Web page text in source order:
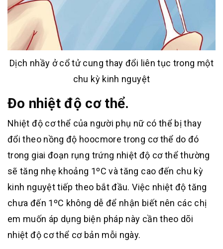
Dịch nhầy ở cổ tử cung thay đổi liên tục trong một
chu kỳ kinh nguyệt
Đo nhiệt độ cơ thể.
Nhiệt độ cơ thể của người phụ nữ có thể bị thay
đổi theo nồng độ hoocmore trong cơ thể do đó
trong giai đoạn rụng trứng nhiệt độ cơ thể thường
sẽ tăng nhẹ khoảng 1ºC và tăng cao đến chu kỳ
kinh nguyệt tiếp theo bắt đầu. Việc nhiệt độ tăng
chưa đến 1ºC không dễ để nhận biết nên các chị
em muốn áp dụng biện pháp này cần theo dõi
nhiệt độ cơ thể cơ bản mỗi ngày.